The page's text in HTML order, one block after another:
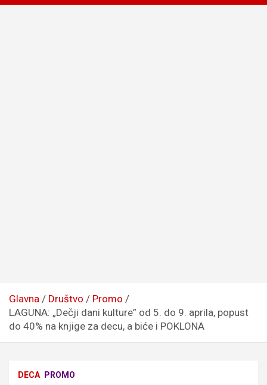
Glavna Društvo
Promo
LAGUNA: „Dečji dani kulture” od 5. do 9. aprila, popust
do 40% na knjige za decu, a biće i POKLONA
DECA PROMO